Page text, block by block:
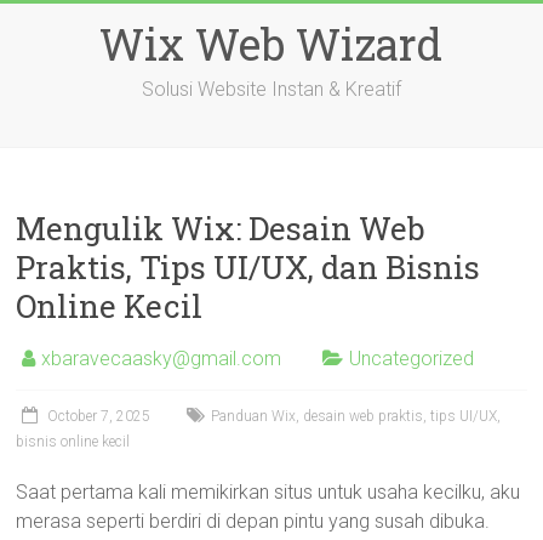
Wix Web Wizard
Solusi Website Instan & Kreatif
Mengulik Wix: Desain Web
Praktis, Tips UI/UX, dan Bisnis
Online Kecil
xbaravecaasky@gmail.com Uncategorized
October 7, 2025
Panduan Wix, desain web praktis, tips UI/UX,
bisnis online kecil
Saat pertama kali memikirkan situs untuk usaha kecilku, aku
merasa seperti berdiri di depan pintu yang susah dibuka.